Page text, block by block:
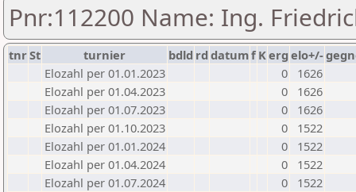
Pnr:112200 Name: Ing.
tnrSt turnier bdld rd datumf Kerg elo+/-
Elozahl per 01.01.2023
0
1626
Elozahl per 01.04.2023
0
1626
Elozahl per 01.07.2023
0
1626
Elozahl per 01.10.2023
0
1522
Elozahl per 01.01.2024
0
1522
Elozahl per 01.04.2024
0
1522
Elozahl per 01.07.2024
0
1522